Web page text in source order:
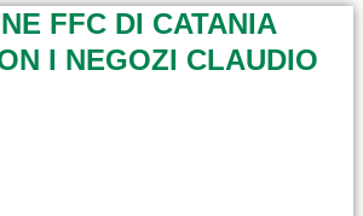
FFC DI CATANIA
I NEGOZI CLAUDIO